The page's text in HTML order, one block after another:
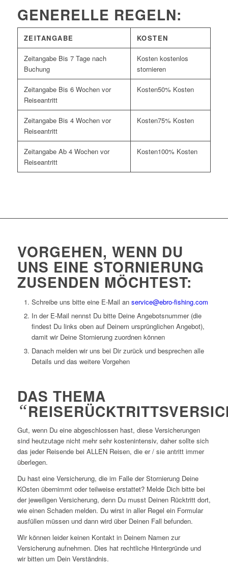
GENERELLE REGELN:
ZEITANGABE KOSTEN
Bis 7 Tage nach
Buchung
kostenlos
stornieren
Bis 6 Wochen vor
Reiseantritt
50% Kosten
Bis 4 Wochen vor
Reiseantritt
75% Kosten
Ab 4 Wochen vor
Reiseantritt
100% Kosten
VORGEHEN, WENN DU
UNS EINE STORNIERUNG
ZUSENDEN MÖCHTEST:
Schreibe uns bitte eine E-Mail an service@ebro-fishing.com
In der E-Mail nennst Du bitte Deine Angebotsnummer (die
findest Du links oben auf Deinem ursprünglichen Angebot),
damit wir Deine Stornierung zuordnen können
Danach melden wir uns bei Dir zurück und besprechen alle
Details und das weitere Vorgehen
DAS THEMA
“
Gut, wenn Du eine abgeschlossen hast, diese Versicherungen
sind heutzutage nicht mehr sehr kostenintensiv, daher sollte sich
das jeder Reisende bei ALLEN Reisen, die er / sie antritt immer
überlegen.
Du hast eine Versicherung, die im Falle der Stornierung Deine
KOsten übernimmt oder teilweise erstattet? Melde Dich bitte bei
der jeweiligen Versicherung, denn Du musst Deinen Rücktritt dort,
wie einen Schaden melden. Du wirst in aller Regel ein Formular
ausfüllen müssen und dann wird über Deinen Fall befunden.
Wir können leider keinen Kontakt in Deinem Namen zur
Versicherung aufnehmen. Dies hat rechtliche Hintergründe und
wir bitten um Dein Verständnis.